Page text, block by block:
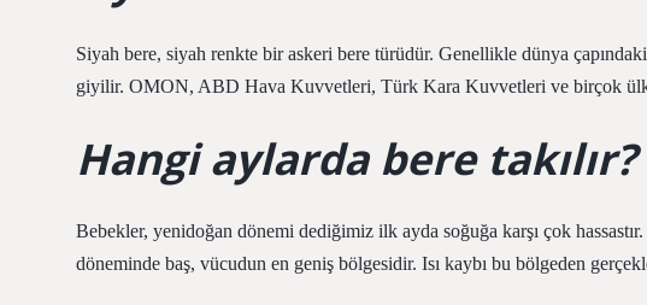
Siyah bere, siyah renkte bir askeri bere türüdür. Genellikle dünya
giyilir. OMON, ABD Hava Kuvvetleri, Türk Kara Kuvvetleri ve birçok ülke
Hangi aylarda bere takılır?
Bebekler, yenidoğan dönemi dediğimiz ilk ayda soğuğa karşı çok
döneminde baş, vücudun en geniş bölgesidir. Isı kaybı bu bölgeden